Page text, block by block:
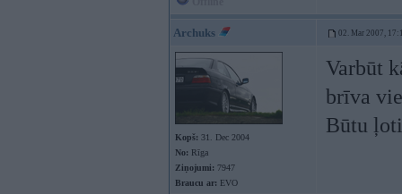
Archuks 02. Mar 2007,
Kopš: 31. Dec 2004
No: Rīga
Ziņojumi: 7947
Braucu ar: EVO
Varbūt
brīva
Būtu